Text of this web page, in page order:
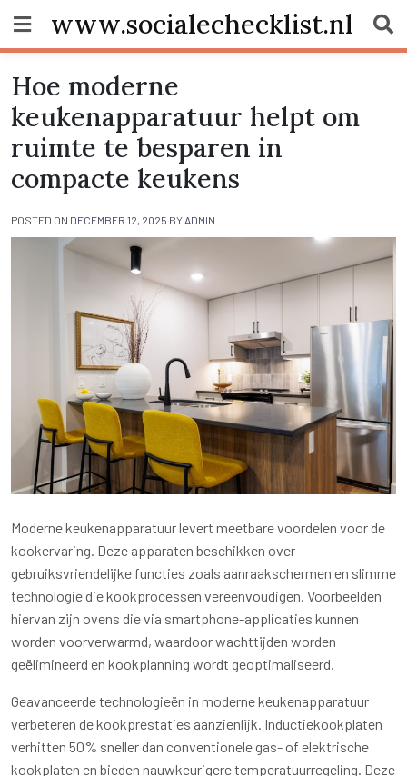
content
www.socialechecklist.nl
Hoe moderne
keukenapparatuur helpt om
ruimte te besparen in
compacte keukens
POSTED ON DECEMBER 12, 2025 BY ADMIN
Moderne keukenapparatuur levert meetbare voordelen voor de
kookervaring. Deze apparaten beschikken over
gebruiksvriendelijke functies zoals aanraakschermen en slimme
technologie die kookprocessen vereenvoudigen. Voorbeelden
hiervan zijn ovens die via smartphone-applicaties kunnen
worden voorverwarmd, waardoor wachttijden worden
geëlimineerd en kookplanning wordt geoptimaliseerd.
Geavanceerde technologieën in moderne keukenapparatuur
verbeteren de kookprestaties aanzienlijk. Inductiekookplaten
verhitten 50% sneller dan conventionele gas- of elektrische
kookplaten en bieden nauwkeurigere temperatuurregeling. Deze